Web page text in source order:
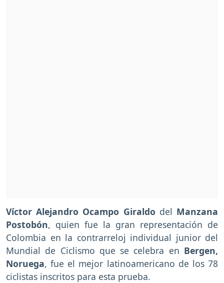
Víctor Alejandro Ocampo Giraldo del Manzana
Postobón, quien fue la gran representación de
Colombia en la contrarreloj individual junior del
Mundial de Ciclismo que se celebra en Bergen,
Noruega, fue el mejor latinoamericano de los 78
ciclistas inscritos para esta prueba.